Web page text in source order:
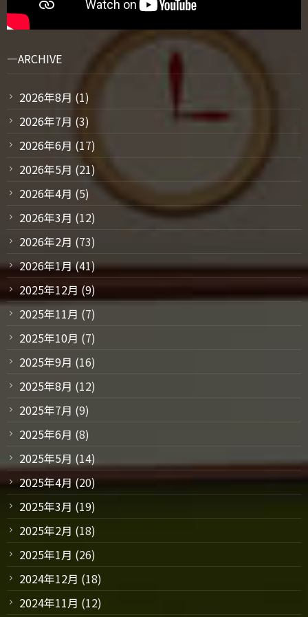
ARCHIVE
2026年8月 (1)
2026年7月 (3)
2026年6月 (17)
2026年5月 (21)
2026年4月 (5)
2026年3月 (12)
2026年2月 (73)
2026年1月(41)
2025年12月 (9)
2025年11月 (7)
2025年10月 (7)
2025年9月 (16)
2025年8月 (12)
2025年7月 (9)
2025年6月 (8)
2025年5月 (14)
2025年4月(20)
2025年3月 (19)
2025年2月 (18)
2025年1月 (26)
2024年12月 (18)
2024年11月 (12)